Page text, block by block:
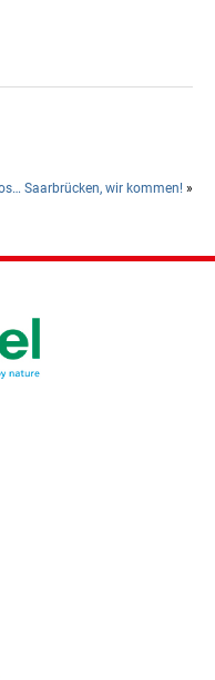
Saarbrücken, wir kommen! »